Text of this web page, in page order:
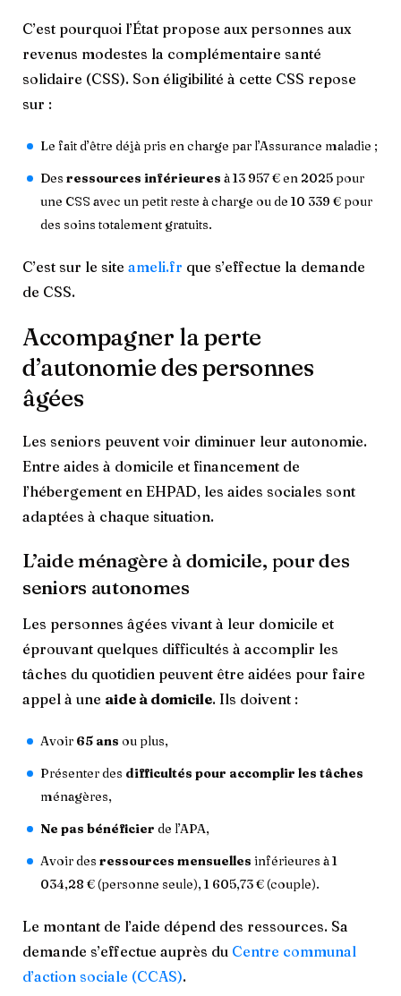
C’est pourquoi l’État propose aux personnes aux
revenus modestes la complémentaire santé
solidaire (CSS). Son éligibilité à cette CSS repose
sur :
Le fait d’être déjà pris en charge par l’Assurance maladie ;
Des ressources inférieures à 13 957 € en 2025 pour
une CSS avec un petit reste à charge ou de 10 339 € pour
des soins totalement gratuits.
C’est sur le site ameli.fr que s’effectue la demande
de CSS.
Accompagner la perte
d’autonomie des personnes
âgées
Les seniors peuvent voir diminuer leur autonomie.
Entre aides à domicile et financement de
l’hébergement en EHPAD, les aides sociales sont
adaptées à chaque situation.
L’aide ménagère à domicile, pour des
seniors autonomes
Les personnes âgées vivant à leur domicile et
éprouvant quelques difficultés à accomplir les
tâches du quotidien peuvent être aidées pour faire
appel à une aide à domicile. Ils doivent :
Avoir 65 ans ou plus,
Présenter des difficultés pour accomplir les tâches
ménagères,
Ne pas bénéficier de l’APA,
Avoir des ressources mensuelles inférieures à 1
034,28 € (personne seule), 1 605,73 € (couple).
Le montant de l’aide dépend des ressources. Sa
demande s’effectue auprès du Centre communal
d’action sociale (CCAS).